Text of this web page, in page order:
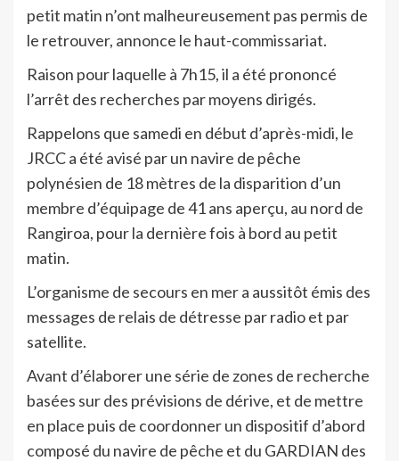
petit matin n’ont malheureusement pas permis de
le retrouver, annonce le haut-commissariat.
Raison pour laquelle à 7h15, il a été prononcé
l’arrêt des recherches par moyens dirigés.
Rappelons que samedi en début d’après-midi, le
JRCC a été avisé par un navire de pêche
polynésien de 18 mètres de la disparition d’un
membre d’équipage de 41 ans aperçu, au nord de
Rangiroa, pour la dernière fois à bord au petit
matin.
L’organisme de secours en mer a aussitôt émis des
messages de relais de détresse par radio et par
satellite.
Avant d’élaborer une série de zones de recherche
basées sur des prévisions de dérive, et de mettre
en place puis de coordonner un dispositif d’abord
composé du navire de pêche et du GARDIAN des